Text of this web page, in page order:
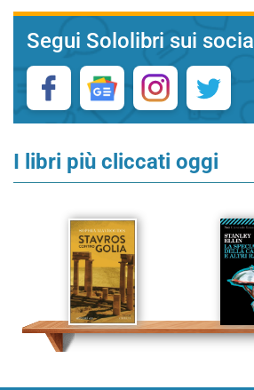
Segui Sololibri sui social
I libri più cliccati oggi